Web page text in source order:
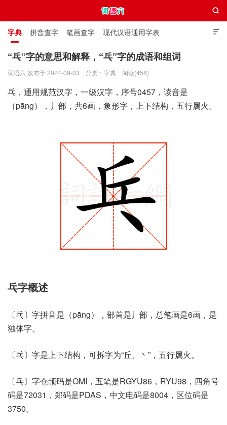

字典 拼音查字 笔画查字 现代汉语通用字表
通用规范汉字表 叠字大全 独体字大全 极简英语词典

“乓”字的意思和解释，“乓”字的成语和组词
词语六 发布于 2024-09-03 分类： 字典 阅读(458)
乓，通用规范汉字，一级汉字，序号0457，读音是
（pāng），丿部，共6画，象形字，上下结构，五行属火。
乓字概述
〔乓〕字拼音是（pāng），部首是丿部，总笔画是6画，是
独体字。
〔乓〕字是上下结构，可拆字为“丘、丶”，五行属火。
〔乓〕字仓颉码是OMI，五笔是RGYU86，RYU98，四角号
码是72031，郑码是PDAS，中文电码是8004，区位码是
3750。